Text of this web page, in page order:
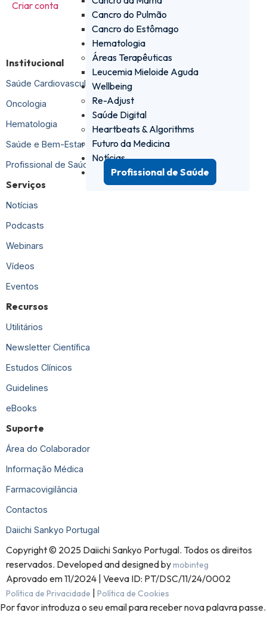
Cancro do Pulmão
Cancro do Estômago
Hematologia
Áreas Terapêuticas
Leucemia Mieloide Aguda
Wellbeing
Re-Adjust
Saúde Digital
Heartbeats & Algorithms
Futuro da Medicina
Notícias
Profissional de Saúde
Criar conta
Institucional
Saúde Cardiovascular
Oncologia
Hematologia
Saúde e Bem-Estar
Profissional de Saúde
Serviços
Notícias
Podcasts
Webinars
Vídeos
Eventos
Recursos
Utilitários
Newsletter Científica
Estudos Clínicos
Guidelines
eBooks
Suporte
Área do Colaborador
Informação Médica
Farmacovigilância
Contactos
Daiichi Sankyo Portugal
Copyright © 2025 Daiichi Sankyo Portugal. Todos os direitos
reservados. Developed and designed bymobinteg
Aprovado em 11/2024 | Veeva ID: PT/DSC/11/24/0002
Política de Privacidade | Política de Cookies
Por favor introduza o seu email para receber nova palavra passe.